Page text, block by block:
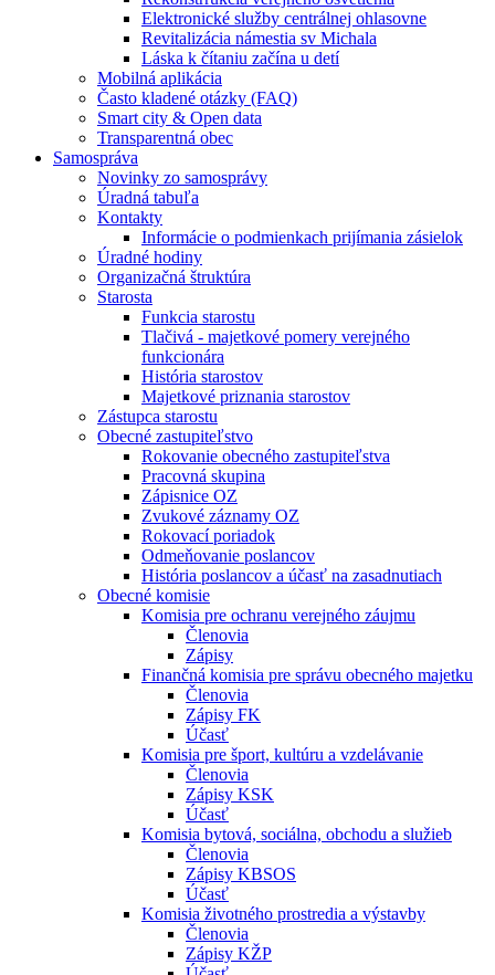
Elektronické služby centrálnej ohlasovne
Revitalizácia námestia sv Michala
Láska k čítaniu začína u detí
Mobilná aplikácia
Často kladené otázky (FAQ)
Smart city & Open data
Transparentná obec
Samospráva
Novinky zo samosprávy
Úradná tabuľa
Kontakty
Informácie o podmienkach prijímania zásielok
Úradné hodiny
Organizačná štruktúra
Starosta
Funkcia starostu
Tlačivá - majetkové pomery verejného
funkcionára
História starostov
Majetkové priznania starostov
Zástupca starostu
Obecné zastupiteľstvo
Rokovanie obecného zastupiteľstva
Pracovná skupina
Zápisnice OZ
Zvukové záznamy OZ
Rokovací poriadok
Odmeňovanie poslancov
História poslancov a účasť na zasadnutiach
Obecné komisie
Komisia pre ochranu verejného záujmu
Členovia
Zápisy
Finančná komisia pre správu obecného majetku
Členovia
Zápisy FK
Účasť
Komisia pre šport, kultúru a vzdelávanie
Členovia
Zápisy KSK
Účasť
Komisia bytová, sociálna, obchodu a služieb
Členovia
Zápisy KBSOS
Účasť
Komisia životného prostredia a výstavby
Členovia
Zápisy KŽP